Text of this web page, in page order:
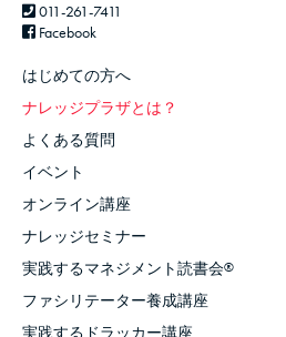
011-261-7411
Facebook
はじめての方へ
ナレッジプラザとは？
よくある質問
イベント
オンライン講座
ナレッジセミナー
実践するマネジメント読書会®
ファシリテーター養成講座